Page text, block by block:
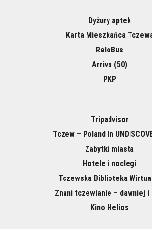
Dyżury aptek
Karta Mieszkańca
ReloBus
Arriva (50)
PKP
Tripadvisor
Tczew – Poland In
Zabytki miasta
Hotele i noclegi
Tczewska Biblioteka
Znani tczewianie – dawniej i
Kino Helios